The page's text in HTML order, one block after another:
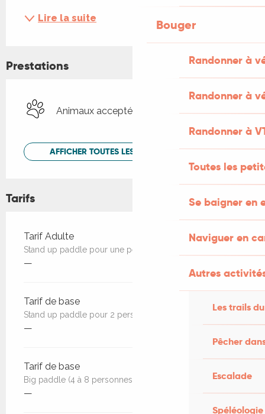
Bouger
Randonner à
Randonner à
Randonner à
Toutes les
Se baigner en
Naviguer en
Autres
Les trails
Pêcher
Escalade
Spéléologie
Lire la suite
Prestations
Animaux acceptés
AFFICHER TOUTES LES PRESTATIONS
Tarifs
Tarifs 2026
Tarif Adulte
Stand up paddle pour une personne
—
Tarif de base
Stand up paddle pour 2 personnes
—
Tarif de base
Big paddle (4 à 8 personnes) pour 1H
—